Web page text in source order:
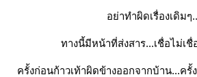
อย่าทำผิดเรื่องเดิมๆ
ทางนี้มีหน้าที่ส่งสาร...เชื่อไม่เ
ครั้งก่อนก้าวเท้าผิดข้างออกจากบ้าน...ค